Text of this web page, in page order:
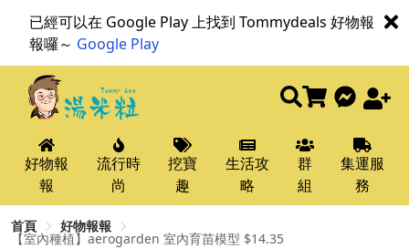
已經可以在 Google Play 上找到 Tommydeals 好物報
報囉～ Google Play
好物報
報
流行時
尚
挖寶
趣
生活攻
略
群
組
集運服
務
首頁 好物報報
【室內種植】aerogarden 室內育苗模型 $14.35